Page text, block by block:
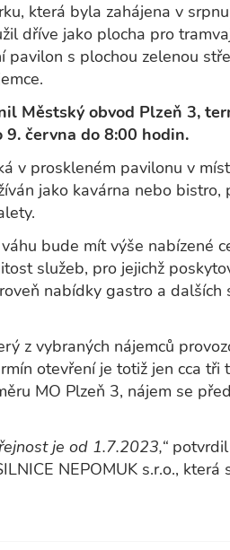
která byla zahájena v
dříve jako plocha pro
s plochou zelenou
Městský obvod Plzeň 3,
června do 8:00 hodin.
v proskleném pavilonu v
jako kavárna nebo bistro,
bude mít výše nabízené
služeb, pro jejichž
nabídky gastro a dalších
z vybraných nájemců
otevření je totiž jen cca
MO Plzeň 3, nájem se
je od 1.7.2023,“
NEPOMUK s.r.o., která